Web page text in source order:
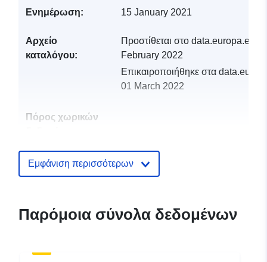
Ενημέρωση: 15 January 2021
Αρχείο
καταλόγου:
Προστίθεται στο data.europa.eu:
February 2022
Επικαιροποιήθηκε στα
01 March 2022
Πόρος χωρικών
Αναγνωριστικά:
http://catalogue.geo-
ide.developpement-
021c-457f-abc6-
Εμφάνιση περισσότερων
Παρόμοια σύνολα δεδομένων